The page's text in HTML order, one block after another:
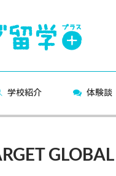
学校紹介 体験談